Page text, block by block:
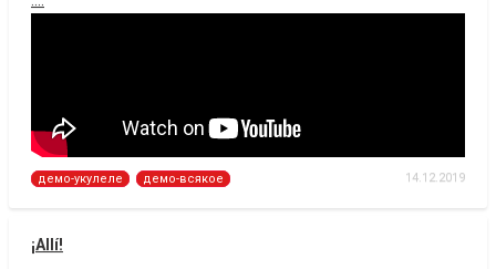
демо-укулеле демо-всякое 14.12.2019
¡Allí!